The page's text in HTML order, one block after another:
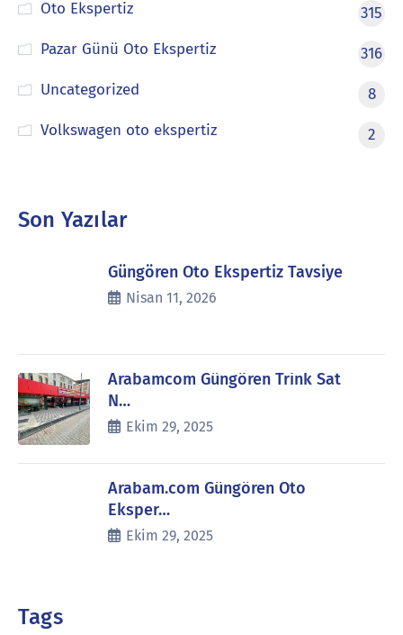
Oto Ekspertiz
315
Pazar Günü Oto Ekspertiz
316
Uncategorized
8
Volkswagen oto ekspertiz
2
Son Yazılar
Güngören Oto Ekspertiz Tavsiye
Nisan 11, 2026
Arabamcom Güngören Trink Sat
N…
Ekim 29, 2025
Arabam.com Güngören Oto
Eksper…
Ekim 29, 2025
Tags